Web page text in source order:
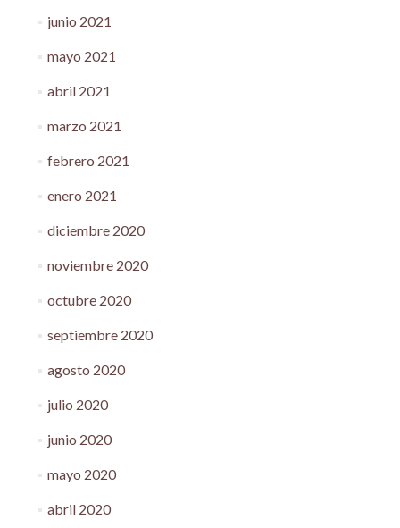
junio 2021
mayo 2021
abril 2021
marzo 2021
febrero 2021
enero 2021
diciembre 2020
noviembre 2020
octubre 2020
septiembre 2020
agosto 2020
julio 2020
junio 2020
mayo 2020
abril 2020